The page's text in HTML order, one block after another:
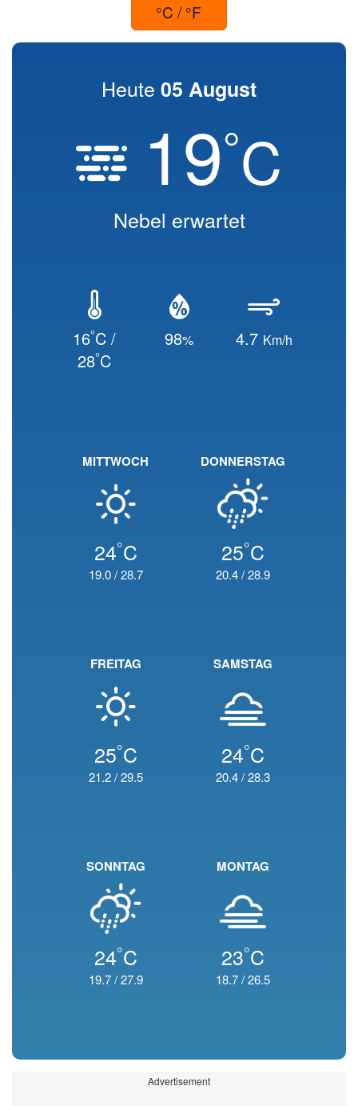
°C / °F
Heute 05 August
19°C
Nebel erwartet
16°C /
28°C
98% 4.7 Km/h
MITTWOCH
24°C
19.0/28.7
DONNERSTAG
25°C
20.4/28.9
FREITAG
25°C
21.2/29.5
SAMSTAG
24°C
20.4/28.3
SONNTAG
24°C
19.7/27.9
MONTAG
23°C
18.7/26.5
Advertisement